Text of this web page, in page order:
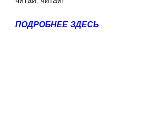
ПОДРОБНЕЕ ЗДЕСЬ